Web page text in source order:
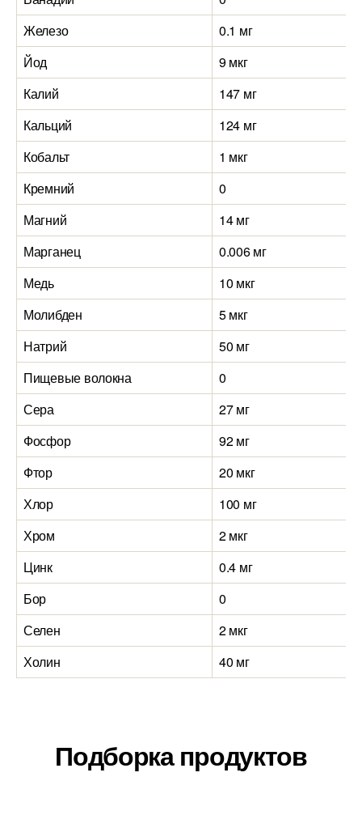
Железо
0.1 мг
Йод
9 мкг
Калий
147 мг
Кальций
124 мг
Кобальт
1 мкг
Кремний
0
Магний
14 мг
Марганец
0.006 мг
Медь
10 мкг
Молибден
5 мкг
Натрий
50 мг
Пищевые волокна
0
Сера
27 мг
Фосфор
92 мг
Фтор
20 мкг
Хлор
100 мг
Хром
2 мкг
Цинк
0.4 мг
Бор
0
Селен
2 мкг
Холин
40 мг
Подборка продуктов